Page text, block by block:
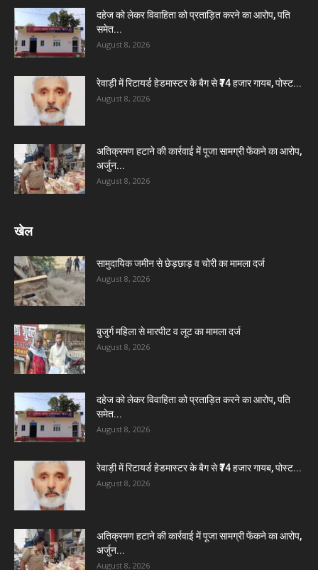
दहेज को लेकर विवाहिता को प्रताड़ित करने का आरोप, पति
समेत...
August 8, 2026
रेवाड़ी में रिटायर्ड हेडमास्टर के बैग से ₹74 हजार गायब, पोस्ट...
August 8, 2026
अतिक्रमण हटाने की कार्रवाई में पूजा सामग्री फेंकने का आरोप,
अर्जुन...
August 8, 2026
खेल
सामुदायिक जमीन से छेड़छाड़ व चोरी का मामला दर्ज
August 8, 2026
बुजुर्ग महिला से मारपीट व लूट का मामला दर्ज
August 8, 2026
दहेज को लेकर विवाहिता को प्रताड़ित करने का आरोप, पति
समेत...
August 8, 2026
रेवाड़ी में रिटायर्ड हेडमास्टर के बैग से ₹74 हजार गायब, पोस्ट...
August 8, 2026
अतिक्रमण हटाने की कार्रवाई में पूजा सामग्री फेंकने का आरोप,
अर्जुन...
August 8, 2026